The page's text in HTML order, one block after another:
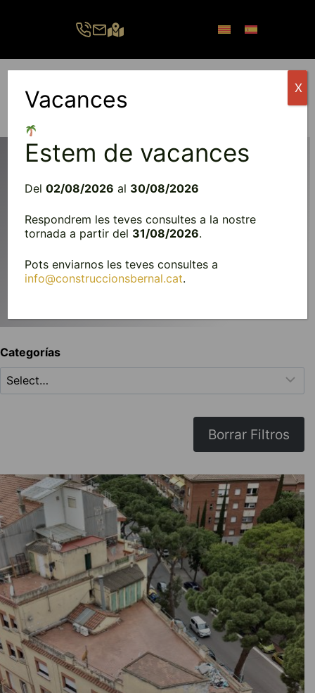
PROJECTES
La nostra feina, els nostres orgullS
Categorías
Borrar Filtros
Vacances
Estem de vacances
Del02/08/2026 al 30/08/2026
Respondrem les teves consultes a la nostre
tornada a partir del 31/08/2026.
Pots enviarnos les teves consultes a
info@construccionsbernal.cat.
X